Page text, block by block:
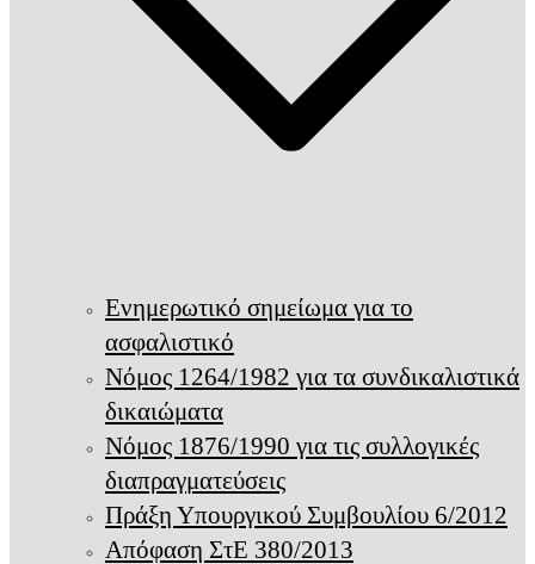
Ενημερωτικό σημείωμα για το
ασφαλιστικό
Νόμος 1264/1982 για τα συνδικαλιστικά
δικαιώματα
Νόμος 1876/1990 για τις συλλογικές
διαπραγματεύσεις
Πράξη Υπουργικού Συμβουλίου 6/2012
Απόφαση ΣτΕ 380/2013